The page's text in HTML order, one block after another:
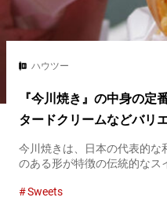
ハウツー
『今川焼き』の中身の
タードクリームなどバリ
今川焼きは、日本の代表的な
のある形が特徴の伝統的なス
っています。江戸時代から愛
Sweets